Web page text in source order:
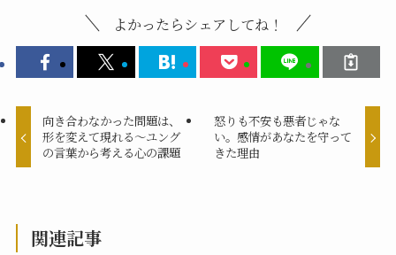
よかったらシェアしてね！
向き合わなかった問題は、
形を変えて現れる～ユング
の言葉から考える心の課題
怒りも不安も悪者じゃな
い。感情があなたを守って
きた理由
関連記事